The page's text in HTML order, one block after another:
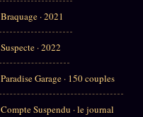
Braquage · 2021
Suspecte · 2022
Paradise Garage · 150 couples
Compte Suspendu · le journal